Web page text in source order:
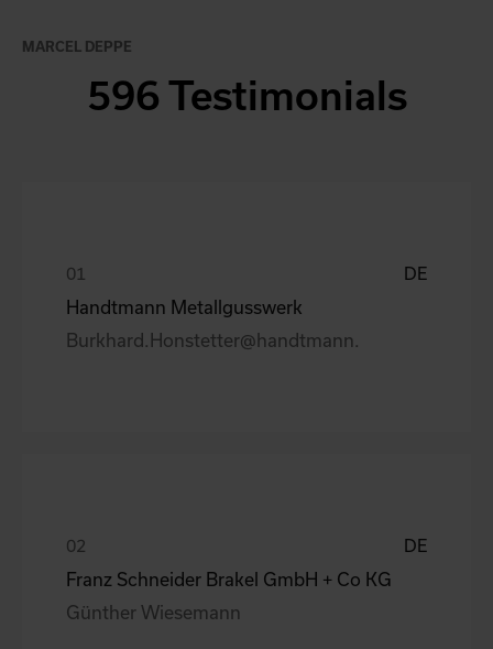
MARCEL DEPPE
596 Testimonials
DE
Handtmann Metallgusswerk
Burkhard.Honstetter@handtmann.
DE
Franz Schneider Brakel GmbH + Co KG
Günther Wiesemann